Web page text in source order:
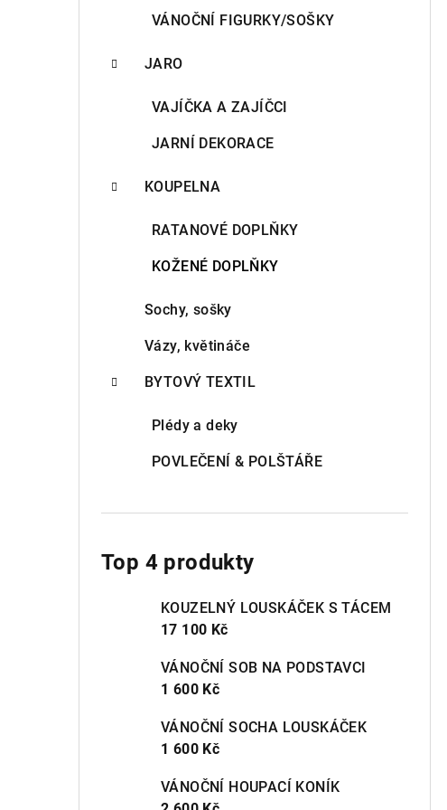
VÁNOČNÍ FIGURKY/SOŠKY
JARO
VAJÍČKA A ZAJÍČCI
JARNÍ DEKORACE
KOUPELNA
RATANOVÉ DOPLŇKY
KOŽENÉ DOPLŇKY
Sochy, sošky
Vázy, květináče
BYTOVÝ TEXTIL
Plédy a deky
POVLEČENÍ & POLŠTÁŘE
Top 4 produkty
KOUZELNÝ LOUSKÁČEK S TÁCEM
17 100 Kč
VÁNOČNÍ SOB NA PODSTAVCI
1 600 Kč
VÁNOČNÍ SOCHA LOUSKÁČEK
1 600 Kč
VÁNOČNÍ HOUPACÍ KONÍK